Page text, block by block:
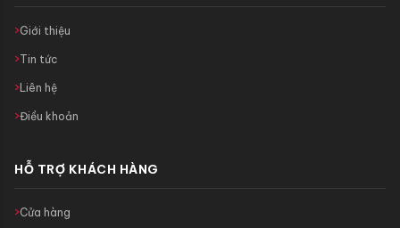
Giới thiệu
Tin tức
Liên hệ
Điều khoản
HỖ TRỢ KHÁCH HÀNG
Cửa hàng